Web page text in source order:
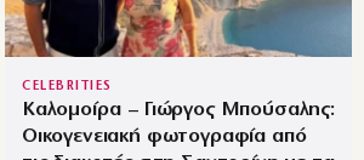
CELEBRITIES
Καλομοίρα – Γιώργος Μπούσαλης:
Οικογενειακή φωτογραφία από